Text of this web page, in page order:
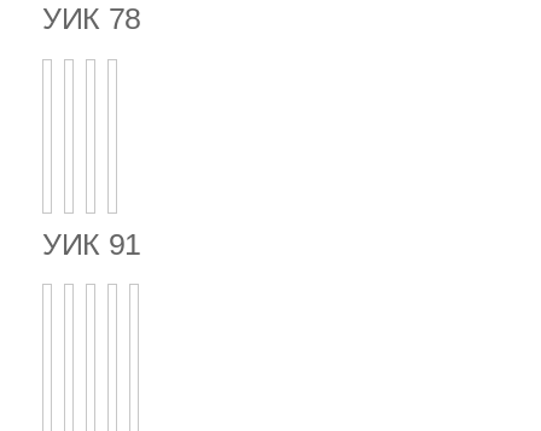
УИК 78
УИК 91